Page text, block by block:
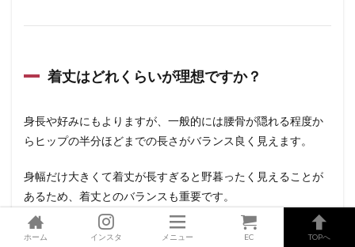
着丈はどれくらいが理想ですか？
身長や好みにもよりますが、一般的には腰骨が隠れる程度か
らヒップの半分ほどまでの長さがバランス良く見えます。
身幅だけ大きくて着丈が長すぎると野暮ったく見えることが
あるため、着丈とのバランスも重要です。
ホーム インスタ メニュー EC TOPへ